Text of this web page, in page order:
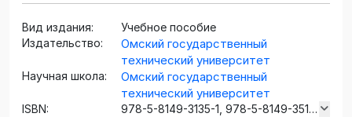
Вид издания:
Учебное пособие
Издательство:
Омский государственный
технический университет
Научная школа:
Омский государственный
технический университет
ISBN:
978-5-8149-3135-1, 978-5-8149-3511-